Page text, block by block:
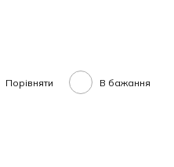
Порівняти В бажання